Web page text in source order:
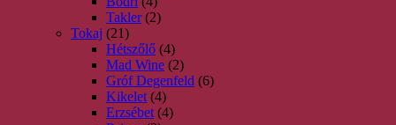
Takler (2)
Tokaj (21)
Hétszőlő (4)
Mad Wine (2)
Gróf Degenfeld (6)
Kikelet (4)
Erzsébet (4)